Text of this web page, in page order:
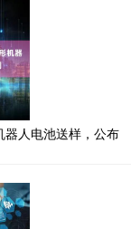
器人电池送样，公布